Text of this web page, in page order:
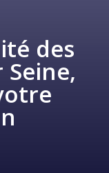
des
Seine,